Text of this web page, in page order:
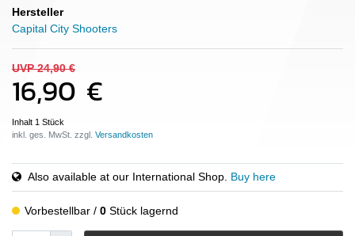
Hersteller
Capital City Shooters
UVP 24,90 €
16,90 €
Inhalt 1 Stück
inkl. ges. MwSt. zzgl.
Also available at our International Shop. Buy here
Vorbestellbar 0 Stück lagernd